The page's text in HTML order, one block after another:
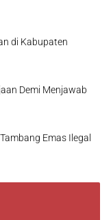
di Kabupaten
Demi Menjawab
Emas Ilegal